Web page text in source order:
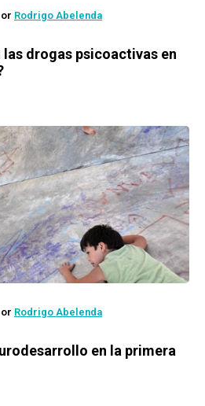
Rodrigo Abelenda
drogas psicoactivas en
Rodrigo Abelenda
en la primera